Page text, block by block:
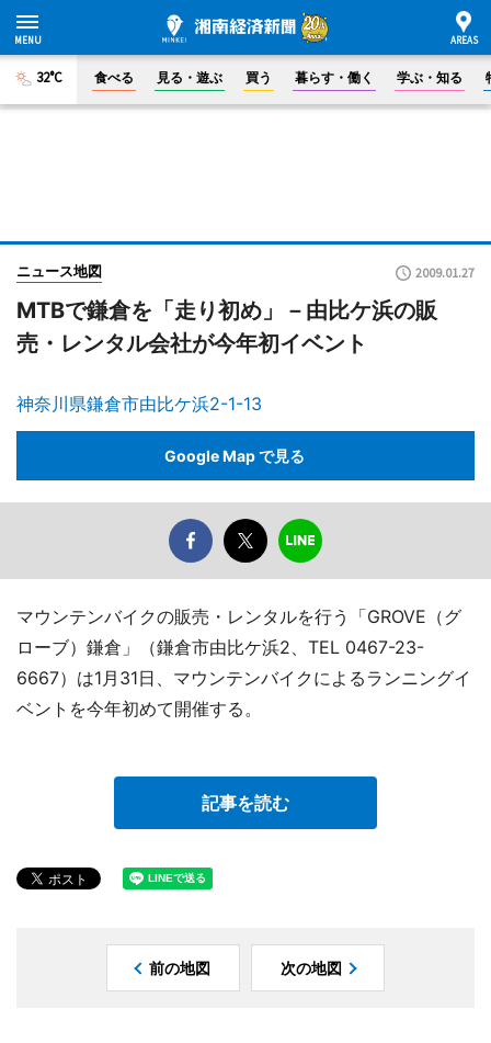
32°C 食べる 見る・遊ぶ 買う 暮らす・働く 学ぶ・知る
ニュース地図 2009.01.27
MTBで鎌倉を「走り初め」－由比ケ浜の販
売・レンタル会社が今年初イベント
神奈川県鎌倉市由比ケ浜2-1-13
Google Map で見る
マウンテンバイクの販売・レンタルを行う「GROVE（グ
ローブ）鎌倉」（鎌倉市由比ケ浜2、TEL 0467-23-
6667）は1月31日、マウンテンバイクによるランニングイ
ベントを今年初めて開催する。
記事を読む
前の地図 次の地図